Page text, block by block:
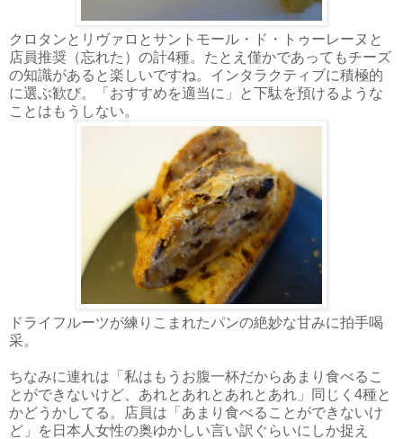
クロタンとリヴァロとサントモール・ド・トゥーレーヌと
店員推奨（忘れた）の計4種。たとえ僅かであってもチーズ
の知識があると楽しいですね。インタラクティブに積極的
に選ぶ歓び。「おすすめを適当に」と下駄を預けるような
ことはもうしない。
ドライフルーツが練りこまれたパンの絶妙な甘みに拍手喝
采。
ちなみに連れは「私はもうお腹一杯だからあまり食べるこ
とができないけど、あれとあれとあれとあれ」同じく4種と
かどうかしてる。店員は「あまり食べることができないけ
ど」を日本人女性の奥ゆかしい言い訳ぐらいにしか捉え